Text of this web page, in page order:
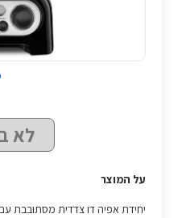
לא
על המוצר
יחידת אפיה דו צדדית מסתובבת